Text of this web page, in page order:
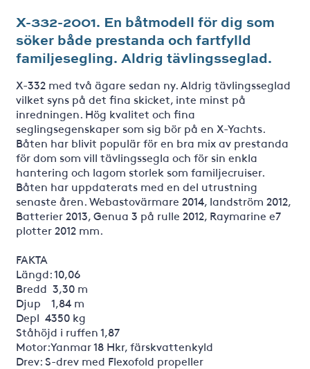
X-332-2001. En båtmodell för dig som
söker både prestanda och fartfylld
familjesegling. Aldrig tävlingsseglad.
X-332 med två ägare sedan ny. Aldrig tävlingsseglad
vilket syns på det fina skicket, inte minst på
inredningen. Hög kvalitet och fina
seglingsegenskaper som sig bör på en X-Yachts.
Båten har blivit populär för en bra mix av prestanda
för dom som vill tävlingssegla och för sin enkla
hantering och lagom storlek som familjecruiser.
Båten har uppdaterats med en del utrustning
senaste åren. Webastovärmare 2014, landström 2012,
Batterier 2013, Genua 3 på rulle 2012, Raymarine e7
plotter 2012 mm.
FAKTA
Längd: 10,06
Bredd 3,30 m
Djup 1,84 m
Depl 4350 kg
Ståhöjd i ruffen 1,87
Motor:Yanmar 18 Hkr, färskvattenkyld
Drev: S-drev med Flexofold propeller